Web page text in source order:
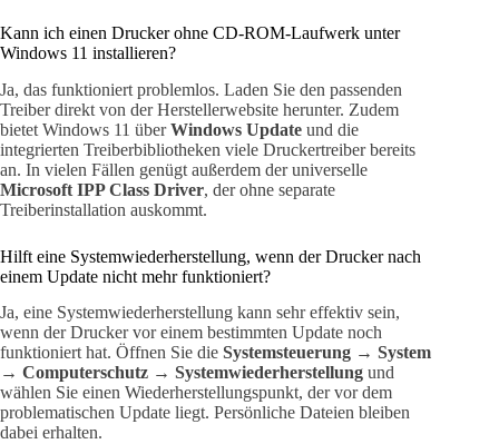
Kann ich einen Drucker ohne CD-ROM-Laufwerk unter
Windows 11 installieren?
Ja, das funktioniert problemlos. Laden Sie den passenden
Treiber direkt von der Herstellerwebsite herunter. Zudem
bietet Windows 11 überWindows Update und die
integrierten Treiberbibliotheken viele Druckertreiber bereits
an. In vielen Fällen genügt außerdem der universelle
Microsoft IPP Class Driver, der ohne separate
Treiberinstallation auskommt.
Hilft eine Systemwiederherstellung, wenn der Drucker nach
einem Update nicht mehr funktioniert?
Ja, eine Systemwiederherstellung kann sehr effektiv sein,
wenn der Drucker vor einem bestimmten Update noch
funktioniert hat. Öffnen Sie die Systemsteuerung → System
→ Computerschutz → Systemwiederherstellung und
wählen Sie einen Wiederherstellungspunkt, der vor dem
problematischen Update liegt. Persönliche Dateien bleiben
dabei erhalten.